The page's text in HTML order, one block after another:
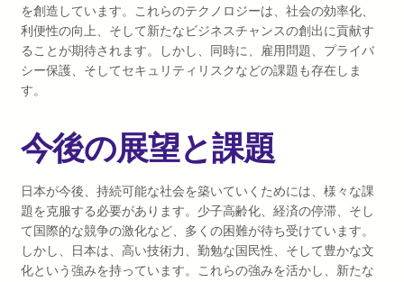
を創造しています。これらのテクノロジーは、社会の効率化、
利便性の向上、そして新たなビジネスチャンスの創出に貢献す
ることが期待されます。しかし、同時に、雇用問題、プライバ
シー保護、そしてセキュリティリスクなどの課題も存在しま
す。
今後の展望と課題
日本が今後、持続可能な社会を築いていくためには、様々な課
題を克服する必要があります。少子高齢化、経済の停滞、そし
て国際的な競争の激化など、多くの困難が待ち受けています。
しかし、日本は、高い技術力、勤勉な国民性、そして豊かな文
化という強みを持っています。これらの強みを活かし、新たな